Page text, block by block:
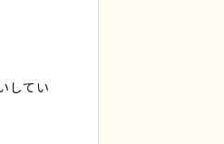
してい